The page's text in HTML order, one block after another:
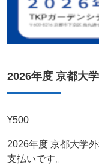
2026年度 京都大
¥500
2026年度 京都大学
支払いです。